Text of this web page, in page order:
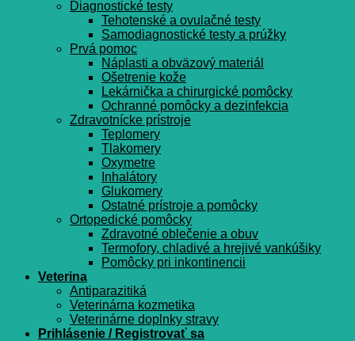
Diagnostické testy
Tehotenské a ovulačné testy
Samodiagnostické testy a prúžky
Prvá pomoc
Náplasti a obväzový materiál
Ošetrenie kože
Lekárnička a chirurgické pomôcky
Ochranné pomôcky a dezinfekcia
Zdravotnícke prístroje
Teplomery
Tlakomery
Oxymetre
Inhalátory
Glukomery
Ostatné prístroje a pomôcky
Ortopedické pomôcky
Zdravotné oblečenie a obuv
Termofory, chladivé a hrejivé vankúšiky
Pomôcky pri inkontinencii
Veterina
Antiparazitiká
Veterinárna kozmetika
Veterinárne doplnky stravy
Prihlásenie / Registrovať sa